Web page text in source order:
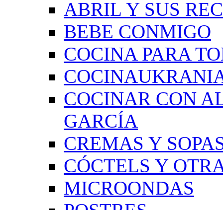
ABRIL Y SUS
BEBE CONMIGO
COCINA PARA
COCINAR CON
GARCÍA
CREMAS Y
CÓCTELS Y
MICROONDAS